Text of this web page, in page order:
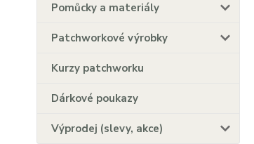
Pomůcky a materiály
Patchworkové výrobky
Kurzy patchworku
Dárkové poukazy
Výprodej (slevy, akce)